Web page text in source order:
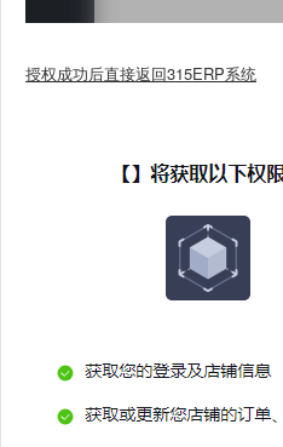
授权成功后直接返回315ERP系统